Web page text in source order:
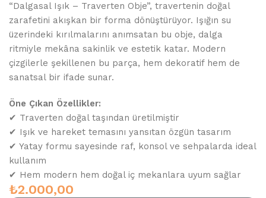
“Dalgasal Işık – Traverten Obje”, travertenin doğal
zarafetini akışkan bir forma dönüştürüyor. Işığın su
üzerindeki kırılmalarını anımsatan bu obje, dalga
ritmiyle mekâna sakinlik ve estetik katar. Modern
çizgilerle şekillenen bu parça, hem dekoratif hem de
sanatsal bir ifade sunar.
Öne Çıkan Özellikler:
✔ Traverten doğal taşından üretilmiştir
✔ Işık ve hareket temasını yansıtan özgün tasarım
✔ Yatay formu sayesinde raf, konsol ve sehpalarda ideal
kullanım
✔ Hem modern hem doğal iç mekanlara uyum sağlar
₺2.000,00